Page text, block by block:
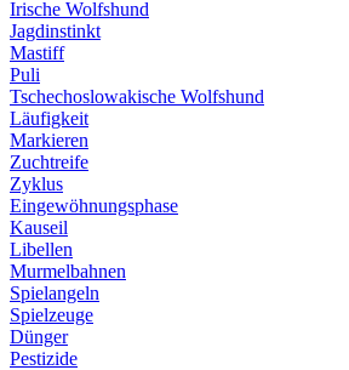
Irische Wolfshund
Jagdinstinkt
Mastiff
Puli
Tschechoslowakische Wolfshund
Läufigkeit
Markieren
Zuchtreife
Zyklus
Eingewöhnungsphase
Kauseil
Libellen
Murmelbahnen
Spielangeln
Spielzeuge
Dünger
Pestizide